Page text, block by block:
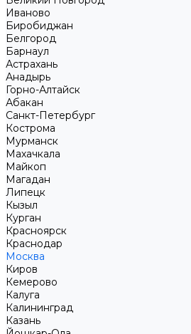
Иваново
Биробиджан
Белгород
Барнаул
Астрахань
Анадырь
Горно-Алтайск
Абакан
Санкт-Петербург
Кострома
Мурманск
Махачкала
Майкоп
Магадан
Липецк
Кызыл
Курган
Красноярск
Краснодар
Москва
Киров
Кемерово
Калуга
Калининград
Казань